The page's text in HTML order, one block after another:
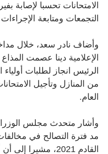
الامتحانات تحسبا لإصابة
التجمعات ومتابعة الإجراءات
وأضاف نادر سعد، خلال
الإعلامية دينا عصمت
الرئيس انجاز لطلبات
من المنازل وتأجيل
العام.
وأشار متحدث مجلس
مد فترة التصالح في